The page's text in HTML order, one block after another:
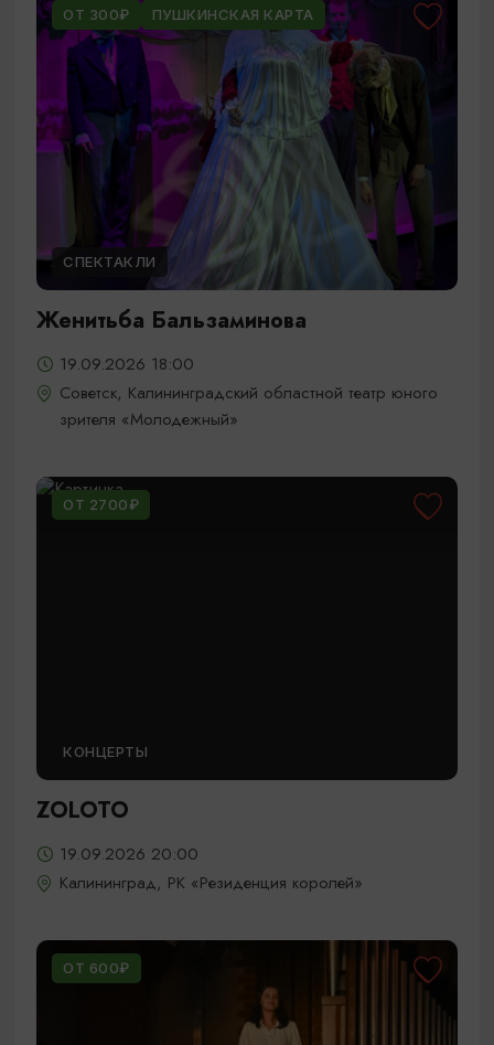
ОТ 300₽ ПУШКИНСКАЯ КАРТА
СПЕКТАКЛИ
Женитьба Бальзаминова
19.09.2026 18:00
Советск, Калининградский областной театр юного
зрителя «Молодежный»
ОТ 2700₽
КОНЦЕРТЫ
ZOLOTO
19.09.2026 20:00
Калининград, РК «Резиденция королей»
ОТ 600₽